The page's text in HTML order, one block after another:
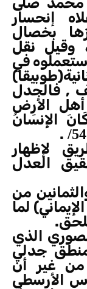
إنحسار
بخصال
وقيل نقل
في
, فالجدل
الأرض
الإِنسَانُ
.
لإظهار
العدل
من
لما
الذي
منطق جدلي
من غير أن
الأرسطي